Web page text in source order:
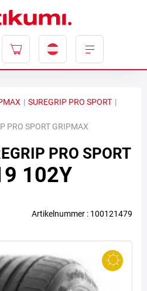
| SUREGRIP PRO SPORT |
PRO SPORT GRIPMAX
PRO SPORT
102Y
Artikelnummer : 100121479